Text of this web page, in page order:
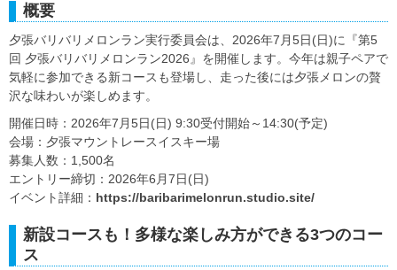
概要
夕張バリバリメロンラン実行委員会は、2026年7月5日(日)に『第5
回 夕張バリバリメロンラン2026』を開催します。今年は親子ペアで
気軽に参加できる新コースも登場し、走った後には夕張メロンの贅
沢な味わいが楽しめます。
開催日時：2026年7月5日(日) 9:30受付開始～14:30(予定)
会場：夕張マウントレースイスキー場
募集人数：1,500名
エントリー締切：2026年6月7日(日)
イベント詳細： https://baribarimelonrun.studio.site/
新設コースも！多様な楽しみ方ができる3つのコー
ス